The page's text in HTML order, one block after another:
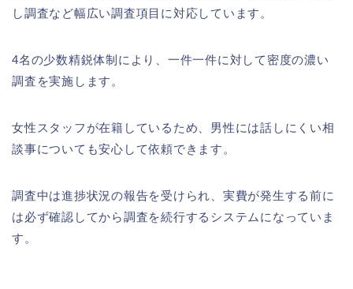
し調査など幅広い調査項目に対応しています。
4名の少数精鋭体制により、一件一件に対して密度の濃い
調査を実施します。
女性スタッフが在籍しているため、男性には話しにくい相
談事についても安心して依頼できます。
調査中は進捗状況の報告を受けられ、実費が発生する前に
は必ず確認してから調査を続行するシステムになっていま
す。